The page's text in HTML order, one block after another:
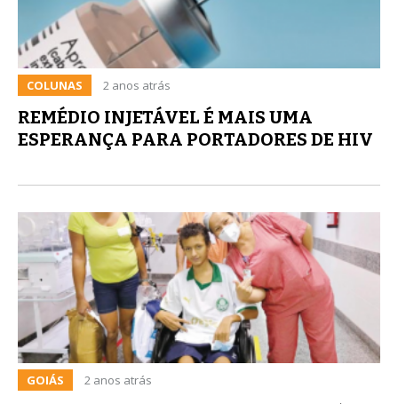
COLUNAS 2 anos atrás
REMÉDIO INJETÁVEL É MAIS UMA
ESPERANÇA PARA PORTADORES DE HIV
GOIÁS 2 anos atrás